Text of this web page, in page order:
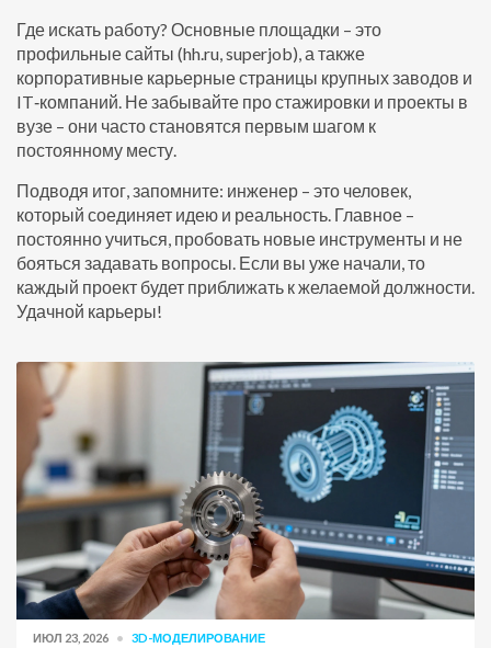
Где искать работу? Основные площадки – это
профильные сайты (hh.ru, superjob), а также
корпоративные карьерные страницы крупных заводов и
IT‑компаний. Не забывайте про стажировки и проекты в
вузе – они часто становятся первым шагом к
постоянному месту.
Подводя итог, запомните: инженер – это человек,
который соединяет идею и реальность. Главное –
постоянно учиться, пробовать новые инструменты и не
бояться задавать вопросы. Если вы уже начали, то
каждый проект будет приближать к желаемой должности.
Удачной карьеры!
ИЮЛ 23, 2026 3D-МОДЕЛИРОВАНИЕ